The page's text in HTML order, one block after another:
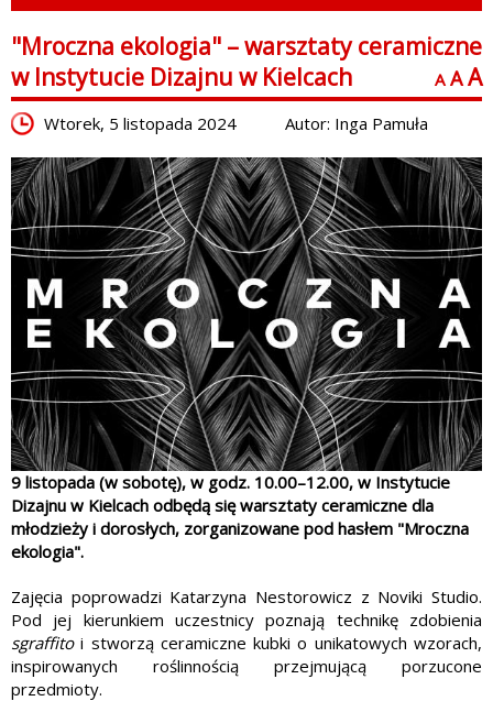
"Mroczna ekologia" – warsztaty ceramiczne
w Instytucie Dizajnu w Kielcach
A A A
Wtorek, 5 listopada 2024 Autor: Inga Pamuła
9 listopada (w sobotę), w godz. 10.00–12.00, w Instytucie
Dizajnu w Kielcach odbędą się warsztaty ceramiczne dla
młodzieży i dorosłych, zorganizowane pod hasłem "Mroczna
ekologia".
Zajęcia poprowadzi Katarzyna Nestorowicz z Noviki Studio.
Pod jej kierunkiem uczestnicy poznają technikę zdobienia
sgraffitoi stworzą ceramiczne kubki o unikatowych wzorach,
inspirowanych roślinnością przejmującą porzucone
przedmioty.